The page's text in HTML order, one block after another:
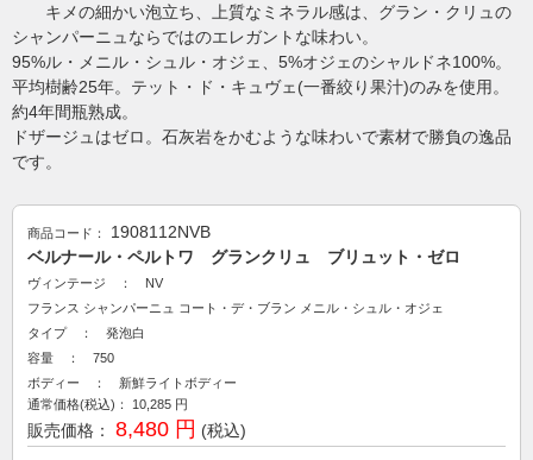
キメの細かい泡立ち、上質なミネラル感は、グラン・クリュの
シャンパーニュならではのエレガントな味わい。
95%ル・メニル・シュル・オジェ、5%オジェのシャルドネ100%。
平均樹齢25年。テット・ド・キュヴェ(一番絞り果汁)のみを使用。
約4年間瓶熟成。
ドザージュはゼロ。石灰岩をかむような味わいで素材で勝負の逸品
です。
商品コード：
1908112NVB
ベルナール・ペルトワ グランクリュ ブリュット・ゼロ
ヴィンテージ ： NV
フランス シャンパーニュ コート・デ・ブラン メニル・シュル・オジェ
タイプ ： 発泡白
容量 ： 750
ボディー ： 新鮮ライトボディー
通常価格(税込)：
10,285 円
販売価格： 8,480 円 (税込)